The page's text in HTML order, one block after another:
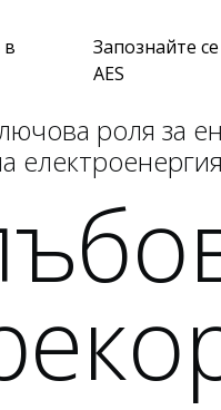
в
Запознайте се
AES
роля за